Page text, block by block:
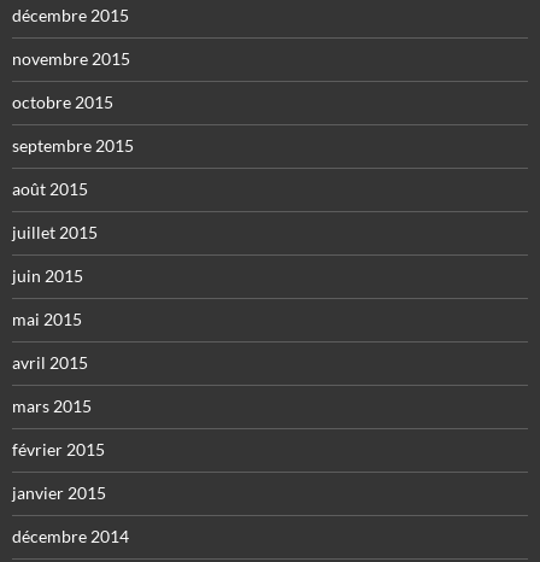
décembre 2015
novembre 2015
octobre 2015
septembre 2015
août 2015
juillet 2015
juin 2015
mai 2015
avril 2015
mars 2015
février 2015
janvier 2015
décembre 2014